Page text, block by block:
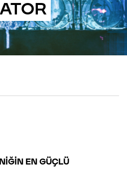
EN GÜÇLÜ